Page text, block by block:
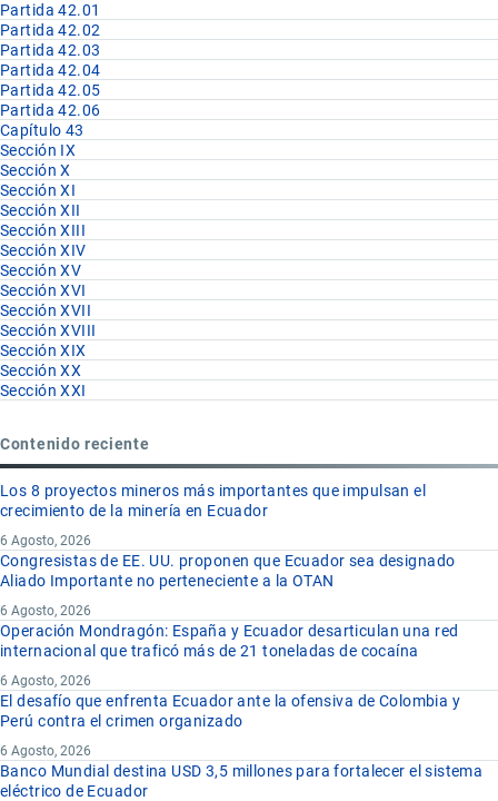
Partida 42.01
Partida 42.02
Partida 42.03
Partida 42.04
Partida 42.05
Partida 42.06
Capítulo 43
Sección IX
Sección X
Sección XI
Sección XII
Sección XIII
Sección XIV
Sección XV
Sección XVI
Sección XVII
Sección XVIII
Sección XIX
Sección XX
Sección XXI
Contenido reciente
Los 8 proyectos mineros más importantes que impulsan el
crecimiento de la minería en Ecuador
6 Agosto, 2026
Congresistas de EE. UU. proponen que Ecuador sea designado
Aliado Importante no perteneciente a la OTAN
6 Agosto, 2026
Operación Mondragón: España y Ecuador desarticulan una red
internacional que traficó más de 21 toneladas de cocaína
6 Agosto, 2026
El desafío que enfrenta Ecuador ante la ofensiva de Colombia y
Perú contra el crimen organizado
6 Agosto, 2026
Banco Mundial destina USD 3,5 millones para fortalecer el sistema
eléctrico de Ecuador